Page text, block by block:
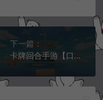
下一篇：
卡牌回合手游【口袋妖怪之萌妖出没多区完整版】11月最新整理Linux手工服务端+Win一键服务端+全套源码+CDK授权后台+安卓+详细搭建教程+视频教程+开新区视频教程